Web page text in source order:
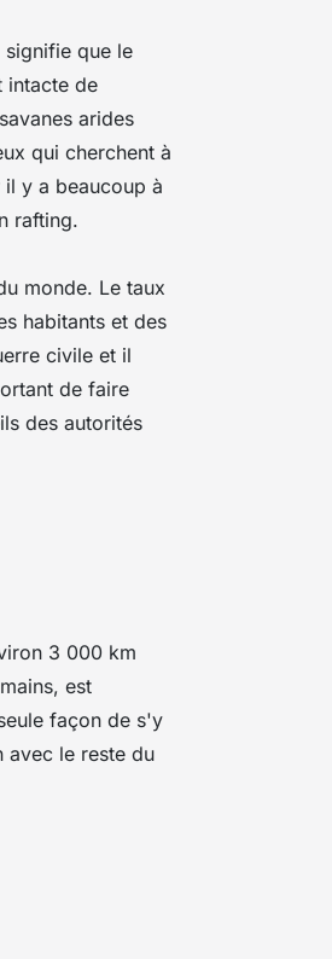
signifie que le
intacte de
arides
qui cherchent à
y a beaucoup à
rafting.
monde. Le taux
habitants et des
civile et il
de faire
des autorités
3 000 km
est
façon de s'y
avec le reste du